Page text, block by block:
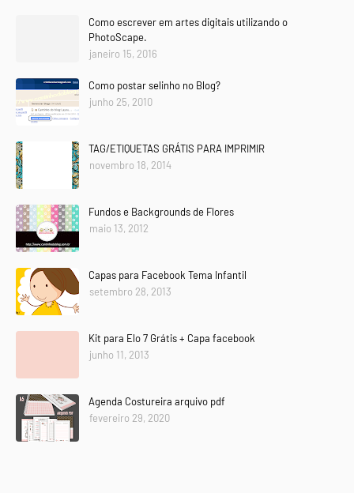
Como escrever em artes digitais utilizando o
PhotoScape.
janeiro 15, 2016
Como postar selinho no Blog?
junho 25, 2010
TAG/ETIQUETAS GRÁTIS PARA IMPRIMIR
novembro 18, 2014
Fundos e Backgrounds de Flores
maio 13, 2012
Capas para Facebook Tema Infantil
setembro 28, 2013
Kit para Elo 7 Grátis + Capa facebook
junho 11, 2013
Agenda Costureira arquivo pdf
fevereiro 29, 2020